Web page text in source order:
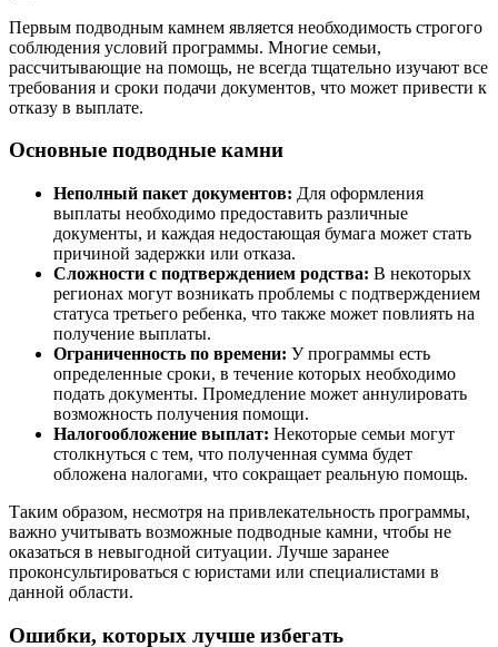
Первым подводным камнем является необходимость строгого
соблюдения условий программы. Многие семьи,
рассчитывающие на помощь, не всегда тщательно изучают все
требования и сроки подачи документов, что может привести к
отказу в выплате.
Основные подводные камни
Неполный пакет документов: Для оформления
выплаты необходимо предоставить различные
документы, и каждая недостающая бумага может стать
причиной задержки или отказа.
Сложности с подтверждением родства: В некоторых
регионах могут возникать проблемы с подтверждением
статуса третьего ребенка, что также может повлиять на
получение выплаты.
Ограниченность по времени: У программы есть
определенные сроки, в течение которых необходимо
подать документы. Промедление может аннулировать
возможность получения помощи.
Налогообложение выплат: Некоторые семьи могут
столкнуться с тем, что полученная сумма будет
обложена налогами, что сокращает реальную помощь.
Таким образом, несмотря на привлекательность программы,
важно учитывать возможные подводные камни, чтобы не
оказаться в невыгодной ситуации. Лучше заранее
проконсультироваться с юристами или специалистами в
данной области.
Ошибки, которых лучше избегать